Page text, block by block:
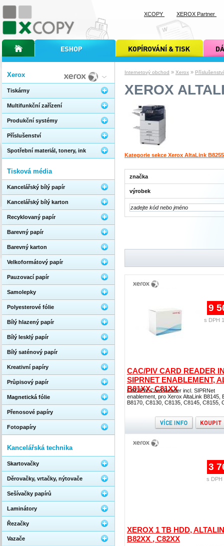
Internetový obchod » Xerox » Příslušenství
XEROX
Kategorie sekce Xerox AltaLink B8255
značka
výrobek
CAC/PIV CARD READER
SIPRNET ENABLEMENT,
B81XX, C81XX
CAC/PIV Card Reader incl. SIPRNet
enablement, pro Xerox AltaLink B8145,
B8170, C8130, C8135, C8145, C8155,
9
s DPH
XEROX 1 TB HDD,
B82XX , C82XX
3
s DPH
Xerox
Tiskárny
Multifunkční zařízení
Produkční systémy
Příslušenství
Spotřební materiál, tonery, ink
Tisková média
Kancelářský bílý papír
Kancelářský bílý karton
Recyklovaný papír
Barevný papír
Barevný karton
Velkoformátový papír
Pauzovací papír
Samolepky
Polyesterové fólie
Bílý hlazený papír
Bílý lesklý papír
Bílý saténový papír
Kreativní papíry
Průpisový papír
Magnetická fólie
Přenosové papíry
Fotopapíry
Kancelářská technika
Skartovačky
Děrovačky, vrtačky, nýtovače
Sešívačky papírů
Laminátory
Řezačky
Vazače
úvodní stránka xcopyinternetový obchod xcopy kopírování a tisk xcopy dárkové
XCOPY XEROX Partner